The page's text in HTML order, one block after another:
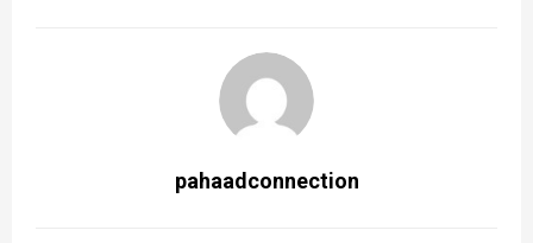
pahaadconnection